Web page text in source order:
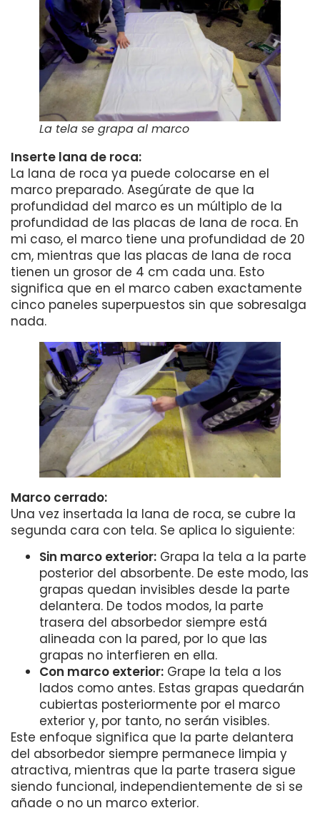
La tela se grapa al marco
Inserte lana de roca:
La lana de roca ya puede colocarse en el
marco preparado. Asegúrate de que la
profundidad del marco es un múltiplo de la
profundidad de las placas de lana de roca. En
mi caso, el marco tiene una profundidad de 20
cm, mientras que las placas de lana de roca
tienen un grosor de 4 cm cada una. Esto
significa que en el marco caben exactamente
cinco paneles superpuestos sin que sobresalga
nada.
Marco cerrado:
Una vez insertada la lana de roca, se cubre la
segunda cara con tela. Se aplica lo siguiente:
Sin marco exterior: Grapa la tela a la parte
posterior del absorbente. De este modo, las
grapas quedan invisibles desde la parte
delantera. De todos modos, la parte
trasera del absorbedor siempre está
alineada con la pared, por lo que las
grapas no interfieren en ella.
Con marco exterior: Grape la tela a los
lados como antes. Estas grapas quedarán
cubiertas posteriormente por el marco
exterior y, por tanto, no serán visibles.
Este enfoque significa que la parte delantera
del absorbedor siempre permanece limpia y
atractiva, mientras que la parte trasera sigue
siendo funcional, independientemente de si se
añade o no un marco exterior.